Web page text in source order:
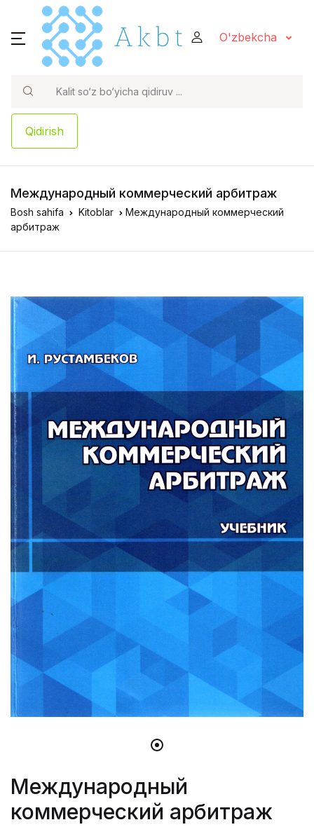
O'zbekcha
Qidirish
Международный коммерческий арбитраж
Bosh sahifa Kitoblar
Международный коммерческий
арбитраж
Международный
коммерческий арбитраж